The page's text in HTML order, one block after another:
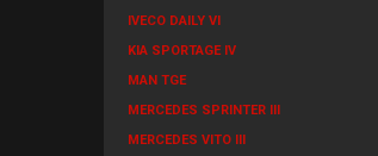
IVECO DAILY VI
KIA SPORTAGE IV
MAN TGE
MERCEDES SPRINTER III
MERCEDES VITO III